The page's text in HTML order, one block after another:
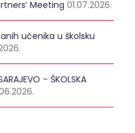
Meeting 01.07.2026.
učenika u školsku
– ŠKOLSKA